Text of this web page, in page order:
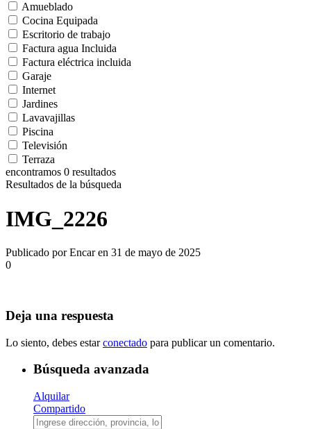
Amueblado
Cocina Equipada
Escritorio de trabajo
Factura agua Incluida
Factura eléctrica incluida
Garaje
Internet
Jardines
Lavavajillas
Piscina
Televisión
Terraza
encontramos 0 resultados
Resultados de la búsqueda
IMG_2226
Publicado por Encar en 31 de mayo de 2025
0
Deja una respuesta
Lo siento, debes estarconectado para publicar un comentario.
Búsqueda avanzada
Alquilar
Compartido